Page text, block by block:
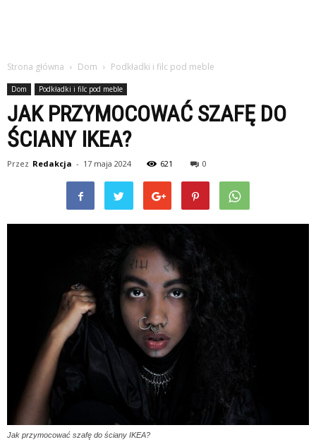
Strona główna Dom Podkładki i filc pod meble
Dom Podkładki i filc pod meble
JAK PRZYMOCOWAĆ SZAFĘ DO
ŚCIANY IKEA?
Przez Redakcja - 17 maja 2024 621 0
Jak przymocować szafę do ściany IKEA?